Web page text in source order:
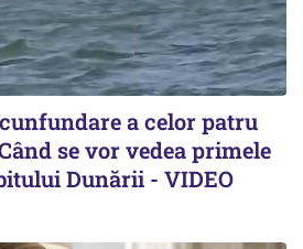
a celor patru
se vor vedea primele
Dunării - VIDEO